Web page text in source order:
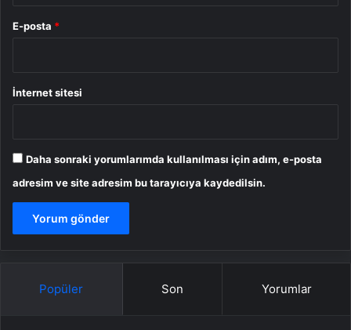
E-posta *
İnternet sitesi
Daha sonraki yorumlarımda kullanılması için adım, e-posta
adresim ve site adresim bu tarayıcıya kaydedilsin.
Popüler Son Yorumlar